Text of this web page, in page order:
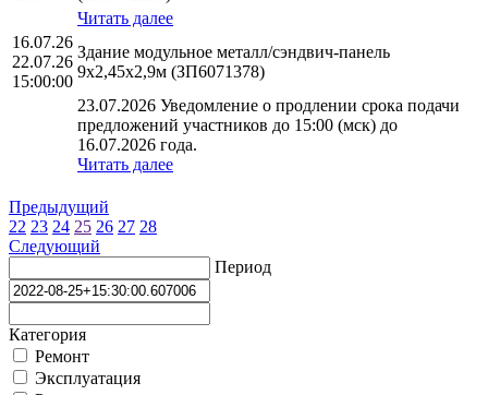
Читать далее
16.07.26
22.07.26
15:00:00
Здание модульное металл/сэндвич-панель
9х2,45х2,9м (ЗП6071378)
23.07.2026 Уведомление о продлении срока подачи
предложений участников до 15:00 (мск) до
16.07.2026 года.
Читать далее
Предыдущий
22 23 24 25 26 27 28
Следующий
Период
Категория
Ремонт
Эксплуатация